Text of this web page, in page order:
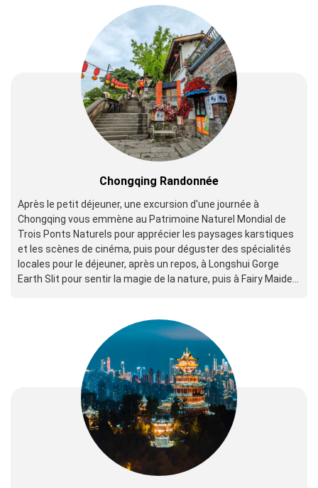
Chongqing Randonnée
Après le petit déjeuner, une excursion d'une journée à
Chongqing vous emmène au Patrimoine Naturel Mondial de
Trois Ponts Naturels pour apprécier les paysages karstiques
et les scènes de cinéma, puis pour déguster des spécialités
locales pour le déjeuner, après un repos, à Longshui Gorge
Earth Slit pour sentir la magie de la nature, puis à Fairy Maiden
magnifique et romantique paysage fluvial avant le voyage se
termine avec succès la nuit.